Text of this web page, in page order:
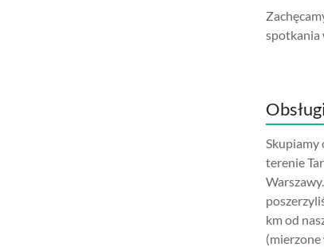
spotkania
Skupiamy
terenie
km od
(mierzone